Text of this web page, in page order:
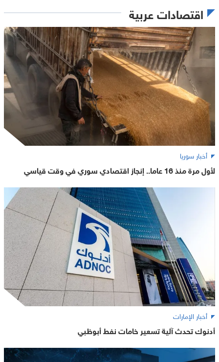
اقتصادات عربية
أخبار سوريا
لأول مرة منذ 16 عاما.. إنجاز اقتصادي سوري في وقت قياسي
أخبار الإمارات
أدنوك تحدث آلية تسعير خامات نفط أبوظبي